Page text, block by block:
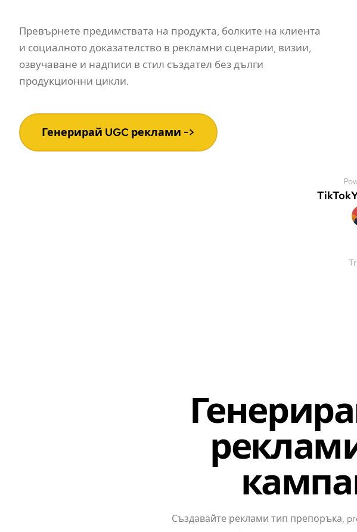
Превърнете предимствата на продукта, болките на клиента
и социалното доказателство в рекламни сценарии, визии,
озвучаване и надписи в стил създател без дълги
продукционни цикли.
Генерирай UGC реклами ->
TikTok
Създавайте реклами тип препоръка,